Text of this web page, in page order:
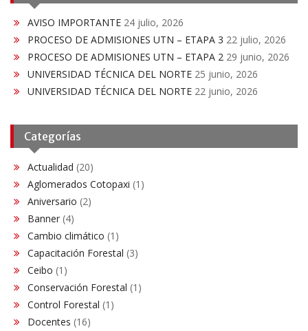
AVISO IMPORTANTE 24 julio, 2026
PROCESO DE ADMISIONES UTN – ETAPA 3 22 julio, 2026
PROCESO DE ADMISIONES UTN – ETAPA 2 29 junio, 2026
UNIVERSIDAD TÉCNICA DEL NORTE 25 junio, 2026
UNIVERSIDAD TÉCNICA DEL NORTE 22 junio, 2026
Categorías
Actualidad (20)
Aglomerados Cotopaxi (1)
Aniversario (2)
Banner (4)
Cambio climático (1)
Capacitación Forestal (3)
Ceibo (1)
Conservación Forestal (1)
Control Forestal (1)
Docentes (16)